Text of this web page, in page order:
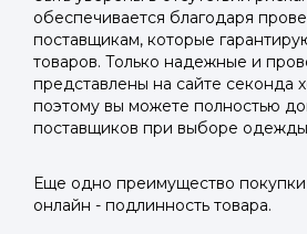
обеспечивается благодаря
поставщикам, которые
товаров. Только надежные и
представлены на сайте секонда
поэтому вы можете полностью
поставщиков при выборе
Еще одно преимущество
онлайн - подлинность товара.